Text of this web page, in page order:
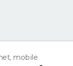
mobile